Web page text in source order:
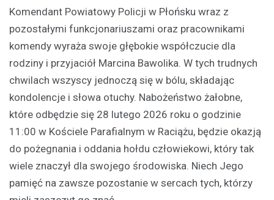
Komendant Powiatowy Policji w Płońsku wraz z
pozostałymi funkcjonariuszami oraz pracownikami
komendy wyraża swoje głębokie współczucie dla
rodziny i przyjaciół Marcina Bawolika. W tych trudnych
chwilach wszyscy jednoczą się w bólu, składając
kondolencje i słowa otuchy. Nabożeństwo żałobne,
które odbędzie się 28 lutego 2026 roku o godzinie
11:00 w Kościele Parafialnym w Raciążu, będzie okazją
do pożegnania i oddania hołdu człowiekowi, który tak
wiele znaczył dla swojego środowiska. Niech Jego
pamięć na zawsze pozostanie w sercach tych, którzy